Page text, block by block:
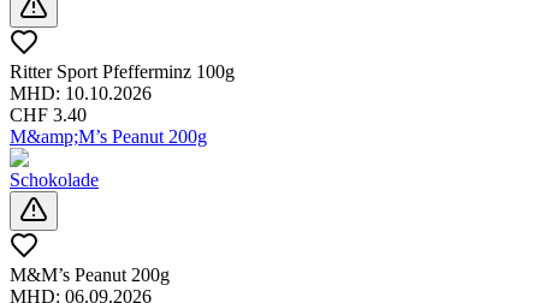
Ritter Sport Pfefferminz 100g
MHD: 10.10.2026
CHF 3.40
M&amp;M’s Peanut 200g
Schokolade
M&M’s Peanut 200g
MHD: 06.09.2026